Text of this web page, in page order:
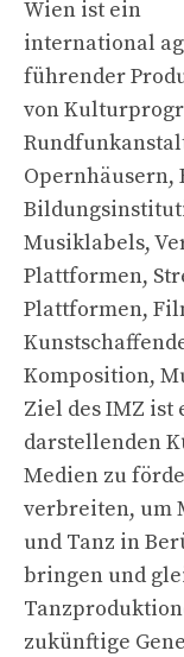
Wien ist ein
international
führender
von
Opernhäusern,
Musiklabels,
Plattformen,
Plattformen,
Komposition,
Ziel des IMZ ist
darstellenden
Medien zu
verbreiten, um
und Tanz in
bringen und
zukünftige